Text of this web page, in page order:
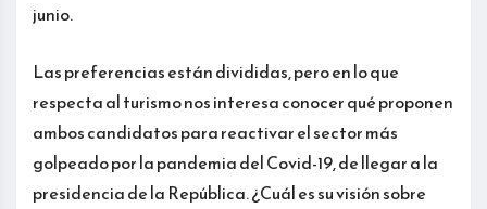
junio.
Las preferencias están divididas, pero en lo que
respecta al turismo nos interesa conocer qué proponen
ambos candidatos para reactivar el sector más
golpeado por la pandemia del Covid-19, de llegar a la
presidencia de la República. ¿Cuál es su visión sobre